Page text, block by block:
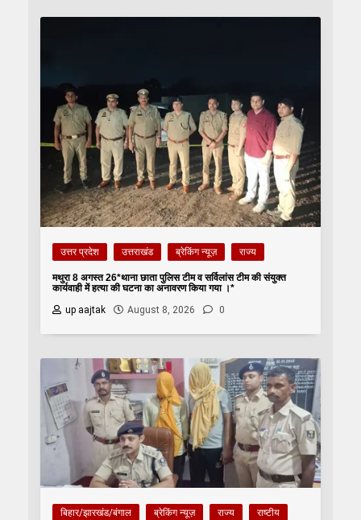
उत्तर प्रदेश उत्तराखंड ब्रेकिंग न्यूज़ राज्य
मथुरा 8 अगस्त 26*थाना छाता पुलिस टीम व सर्विलांस टीम की संयुक्त
कार्यवाही में हत्या की घटना का अनावरण किया गया ।*
up aajtak
August 8, 2026 0
बिहार/झारखंड/बंगाल ब्रेकिंग न्यूज़ राज्य
राष्टीय